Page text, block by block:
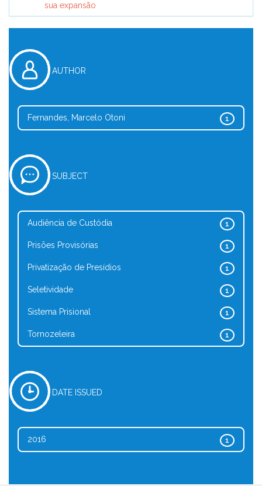
sua expansão
AUTHOR
1
Fernandes, Marcelo Otoni
SUBJECT
1
Audiência de Custódia
1
Prisões Provisórias
1
Privatização de Presídios
1
Seletividade
1
Sistema Prisional
1
Tornozeleira
DATE ISSUED
1
2016